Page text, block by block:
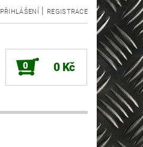
PŘIHLÁŠENÍ | REGISTRACE
0 0 Kč